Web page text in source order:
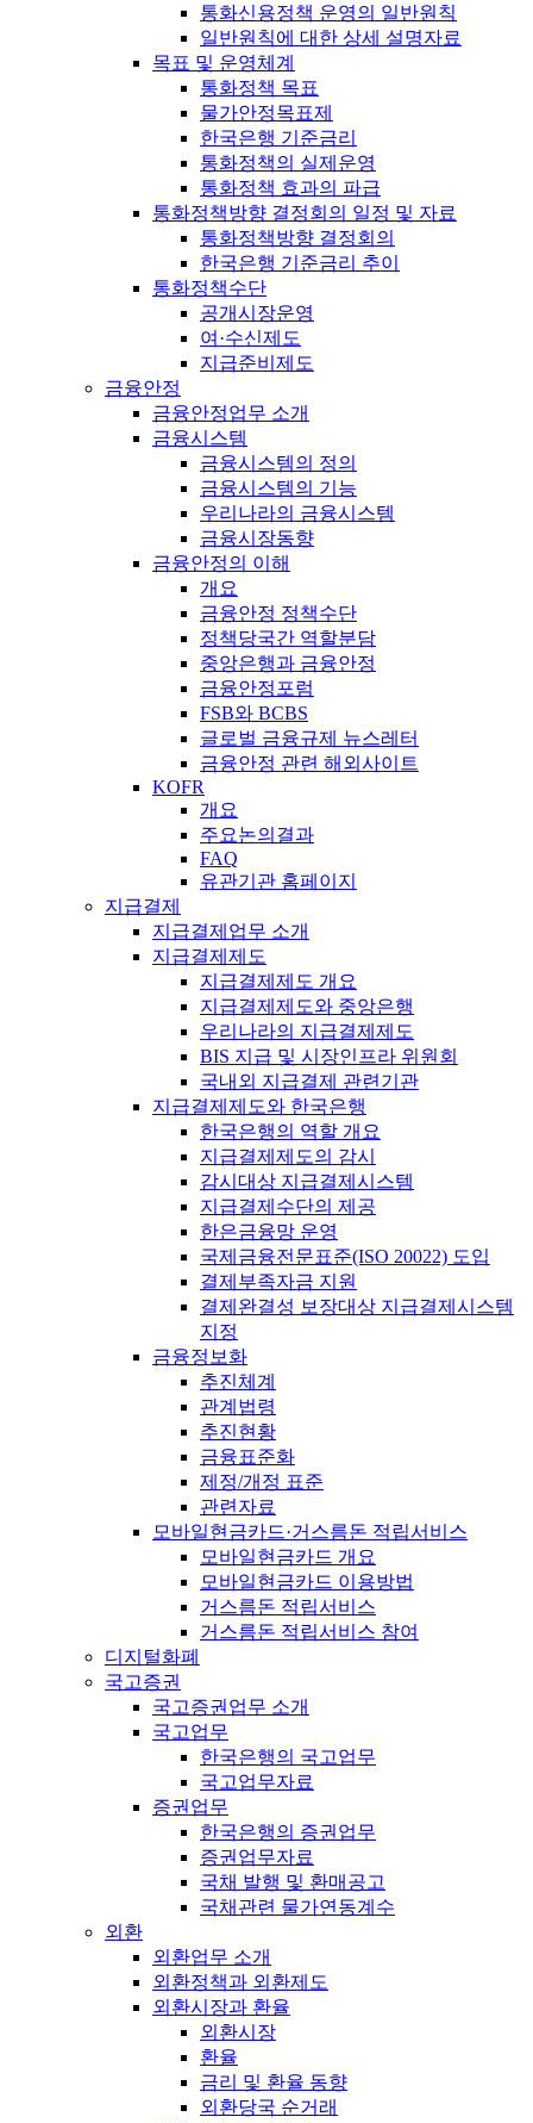
통화신용정책 운영의 일반원칙
일반원칙에 대한 상세 설명자료
목표 및 운영체계
통화정책 목표
물가안정목표제
한국은행 기준금리
통화정책의 실제운영
통화정책 효과의 파급
통화정책방향 결정회의 일정 및 자료
통화정책방향 결정회의
한국은행 기준금리 추이
통화정책수단
공개시장운영
여·수신제도
지급준비제도
금융안정
금융안정업무 소개
금융시스템
금융시스템의 정의
금융시스템의 기능
우리나라의 금융시스템
금융시장동향
금융안정의 이해
개요
금융안정 정책수단
정책당국간 역할분담
중앙은행과 금융안정
금융안정포럼
FSB와 BCBS
글로벌 금융규제 뉴스레터
금융안정 관련 해외사이트
KOFR
개요
주요논의결과
FAQ
유관기관 홈페이지
지급결제
지급결제업무 소개
지급결제제도
지급결제제도 개요
지급결제제도와 중앙은행
우리나라의 지급결제제도
BIS 지급 및 시장인프라 위원회
국내외 지급결제 관련기관
지급결제제도와 한국은행
한국은행의 역할 개요
지급결제제도의 감시
감시대상 지급결제시스템
지급결제수단의 제공
한은금융망 운영
국제금융전문표준(ISO 20022) 도입
결제부족자금 지원
결제완결성 보장대상 지급결제시스템
지정
금융정보화
추진체계
관계법령
추진현황
금융표준화
제정/개정 표준
관련자료
모바일현금카드·거스름돈 적립서비스
모바일현금카드 개요
모바일현금카드 이용방법
거스름돈 적립서비스
거스름돈 적립서비스 참여
디지털화폐
국고증권
국고증권업무 소개
국고업무
한국은행의 국고업무
국고업무자료
증권업무
한국은행의 증권업무
증권업무자료
국채 발행 및 환매공고
국채관련 물가연동계수
외환
외환업무 소개
외환정책과 외환제도
외환시장과 환율
외환시장
환율
금리 및 환율 동향
외환당국 순거래